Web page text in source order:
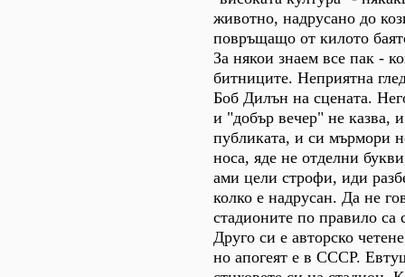
животно, надрусано до
повръщащо от килото
За някои знаем все пак -
битниците. Неприятна
Боб Дилън на сцената.
и "добър вечер" не казва,
публиката, и си мърмори
носа, яде не отделни
ами цели строфи, иди
колко е надрусан. Да не
стадионите по правило са
Друго си е авторско
но апогеят е в СССР.